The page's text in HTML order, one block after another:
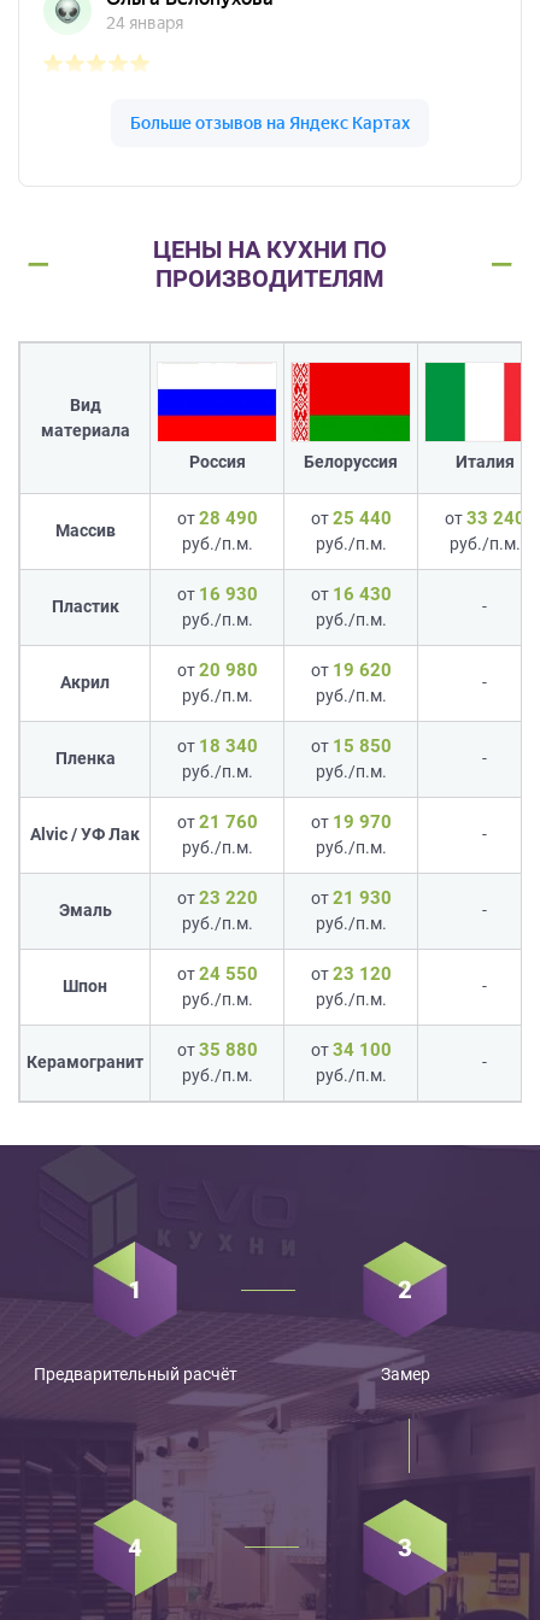
ЦЕНЫ НА КУХНИ ПО
ПРОИЗВОДИТЕЛЯМ
Вид
материала
Россия
Белоруссия Италия
Массив
от28 490
руб./п.м.
от25 440
руб./п.м.
от33 240
руб./п.м.
Пластик
от 16 930
руб./п.м.
от 16 430
руб./п.м.
-
Акрил
от20 980
руб./п.м.
от 19 620
руб./п.м.
-
Пленка
от 18 340
руб./п.м.
от 15 850
руб./п.м.
-
Alvic / УФ Лак
от21 760
руб./п.м.
от 19 970
руб./п.м.
-
Эмаль
от23 220
руб./п.м.
от21 930
руб./п.м.
-
Шпон
от24 550
руб./п.м.
от23 120
руб./п.м.
-
Керамогранит
от35 880
руб./п.м.
от34 100
руб./п.м.
-
Предварительный расчёт Замер